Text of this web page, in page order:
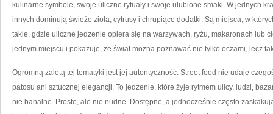
kulinarne symbole, swoje uliczne rytuały i swoje ulubione smaki. W jednych
innych dominują świeże zioła, cytrusy i chrupiące dodatki. Są miejsca, w
takie, gdzie uliczne jedzenie opiera się na warzywach, ryżu, makaronach lub
jednym miejscu i pokazuje, że świat można poznawać nie tylko oczami, lecz
Ogromną zaletą tej tematyki jest jej autentyczność. Street food nie udaje
patosu ani sztucznej elegancji. To jedzenie, które żyje rytmem ulicy, ludzi,
nie banalne. Proste, ale nie nudne. Dostępne, a jednocześnie często